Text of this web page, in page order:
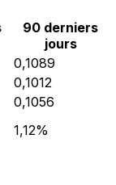
90 derniers
jours
0,1089
0,1012
0,1056
1,12%